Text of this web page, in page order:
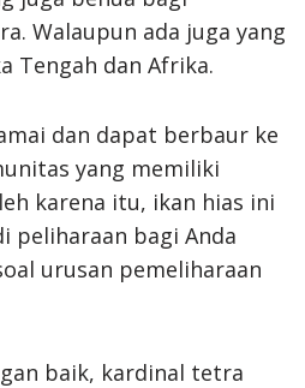
Walaupun ada juga yang
Tengah dan Afrika.
dan dapat berbaur ke
yang memiliki
karena itu, ikan hias ini
peliharaan bagi Anda
urusan pemeliharaan
baik, kardinal tetra